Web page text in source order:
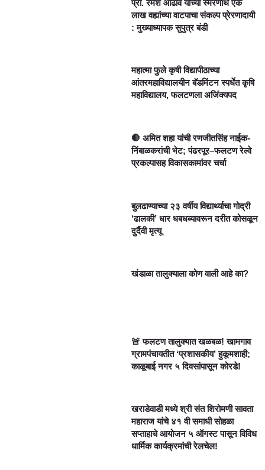
प्रा. रमेश आढाव यांच्या स्मरणार्थ एक
लाख वह्यांच्या वाटपाचा संकल्प प्रेरणादायी
: मुख्याध्यापक सुपुत्र बंडी
महात्मा फुले कृषी विद्यापीठाच्या
आंतरमहाविद्यालयीन बॅडमिंटन स्पर्धेत कृषि
महाविद्यालय, फलटणला अजिंक्यपद
🛑 अमित शहा यांची रणजीतसिंह नाईक-
निंबाळकरांची भेट; पंढरपूर–फलटण रेल्वे
प्रकल्पासह विकासकामांवर चर्चा
बुलढाण्याच्या २३ वर्षीय विद्यार्थ्याचा गोद्री
‘ढालकी’ धार धबधब्यावरून दरीत कोसळून
दुर्दैवी मृत्यू
खंडाळा तालुक्याला कोण वाली आहे का?
🚨 फलटण तालुक्यात खळबळ! खामगाव
ग्रामपंचायतीत ‘प्रशासकीय’ हुकूमशाही;
काळूबाई नगर ५ दिवसांपासून कोरडे!
खराडेवाडी मध्ये श्री संत शिरोमणी सावता
महाराज यांचे ४१ वी समाधी सोहळा
सप्ताहाचे आयोजन ५ ऑगस्ट पासून विविध
धार्मिक कार्यक्रमांची रेलचेल!